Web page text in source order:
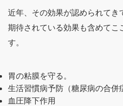
近年、その効果が認められてき
期待されている効果も含めてこ
す。
胃の粘膜を守る。
生活習慣病予防（糖尿病の合併
血圧降下作用